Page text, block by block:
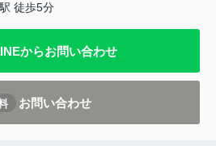
徒歩5分
からお問い合わせ
お問い合わせ